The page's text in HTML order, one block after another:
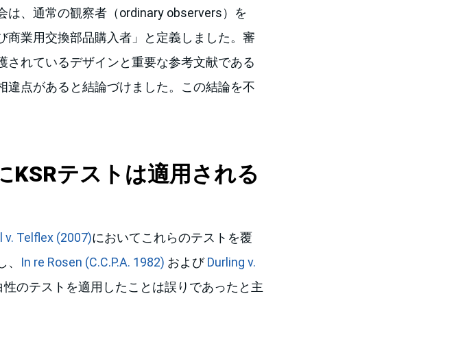
は、通常の観察者（ordinary observers）を
商業用交換部品購入者」と定義しました。審
れているデザインと重要な参考文献である
点があると結論づけました。この結論を不
KSRテストは適用される
v. Telflex (2007)においてこれらのテストを覆
In re Rosen (C.C.P.A. 1982) およびDurling v.
性のテストを適用したことは誤りであったと主